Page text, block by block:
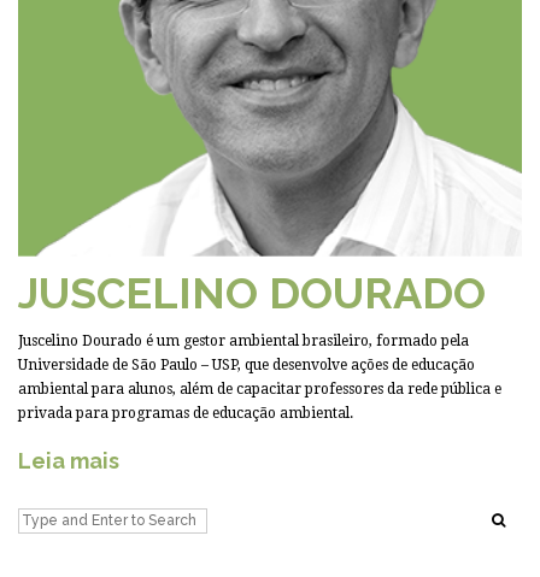
JUSCELINO DOURADO
Juscelino Dourado é um gestor ambiental brasileiro, formado pela
Universidade de São Paulo – USP, que desenvolve ações de educação
ambiental para alunos, além de capacitar professores da rede pública e
privada para programas de educação ambiental.
Leia mais